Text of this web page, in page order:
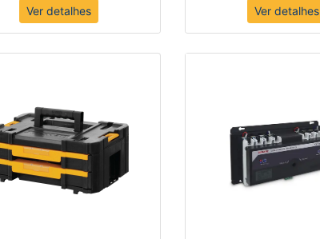
Ver detalhes
...
Ver detalhes